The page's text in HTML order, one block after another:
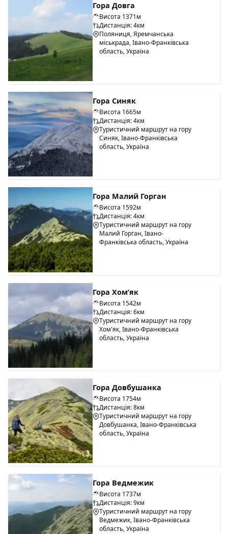
Гора Довга
Висота 1371м
Дистанція: 4км
Поляниця, Яремчанська
міськрада, Івано-Франківська
область, Україна
Гора Синяк
Висота 1665м
Дистанція: 4км
Туристичний маршрут на гору
Синяк, Івано-Франківська
область, Україна
Гора Малий Горган
Висота 1592м
Дистанція: 4км
Туристичний маршрут на гору
Малий Горган, Івано-
Франківська область, Україна
Гора Хом’як
Висота 1542м
Дистанція: 6км
Туристичний маршрут на гору
Хом'як, Івано-Франківська
область, Україна
Гора Довбушанка
Висота 1754м
Дистанція: 8км
Туристичний маршрут на гору
Довбушанка, Івано-Франківська
область, Україна
Гора Ведмежик
Висота 1737м
Дистанція: 9км
Туристичний маршрут на гору
Ведмежик, Івано-Франківська
область, Україна